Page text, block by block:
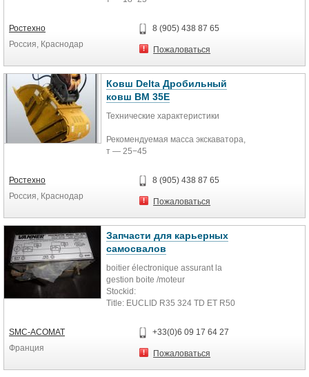
A, мм — 2290
B, мм — 1235
L, мм — 830
Объем, м. куб. — 0,6
Рабочее давление, атм — 220
Расход масла, л/мин — 180
Размер получаемой фракции, мм
Ростехно
Россия, Краснодар
8 (905) 438 87 65
Пожаловаться
Ковш Delta Дробильный
ковш BM 35E
Технические характеристики
Рекомендуемая масса экскаватора,
т — 25−45
A, мм — 2575
B, мм — 1350
L, мм — 1000
Объем, м. куб. — 0,9
Рабочее давление, атм — 220
Расход масла, л/мин — 180
Размер получаемой фракции, мм
— 20−120
Ростехно
Россия, Краснодар
8 (905) 438 87 65
Пожаловаться
Запчасти для карьерных
самосвалов
boitier électronique assurant la
gestion boite /moteur
Stockid:
Title: EUCLID R35 324 TD ET R50
SMC-ACOMAT
Франция
+33(0)6 09 17 64 27
Пожаловаться